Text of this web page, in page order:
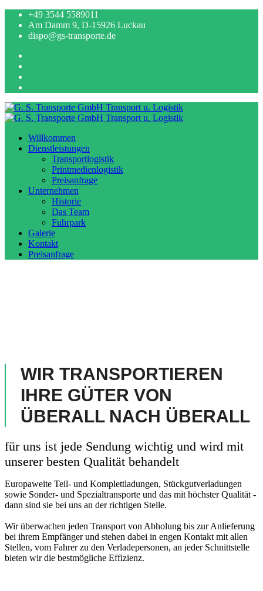
+49 3544 5589011
Am Damm 9, D-15926 Luckau
dispo@gs-transporte.de
Willkommen
Dienstleistungen
Transportlogistik
Printmedienlogistik
Preisanfrage
Unternehmen
Historie
Das Team
Fuhrpark
Galerie
Kontakt
Preisanfrage
WIR TRANSPORTIEREN
IHRE GÜTER VON
ÜBERALL NACH ÜBERALL
für uns ist jede Sendung wichtig und wird mit
unserer besten Qualität behandelt
Europaweite Teil- und Komplettladungen, Stückgutverladungen
sowie Sonder- und Spezialtransporte und das mit höchster Qualität -
dann sind sie bei uns an der richtigen Stelle.
Wir überwachen jeden Transport von Abholung bis zur Anlieferung
bei ihrem Empfänger und stehen dabei in engen Kontakt mit allen
Stellen, vom Fahrer zu den Verladepersonen, an jeder Schnittstelle
bieten wir die bestmögliche Effizienz.